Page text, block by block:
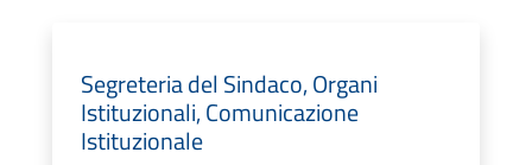
Segreteria del Sindaco, Organi
Istituzionali, Comunicazione
Istituzionale